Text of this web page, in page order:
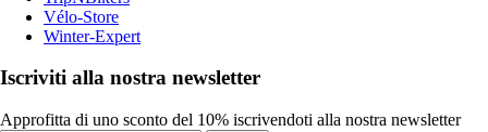
Vélo-Store
Winter-Expert
Iscriviti alla nostra newsletter
Approfitta di uno sconto del 10% iscrivendoti alla nostra newsletter